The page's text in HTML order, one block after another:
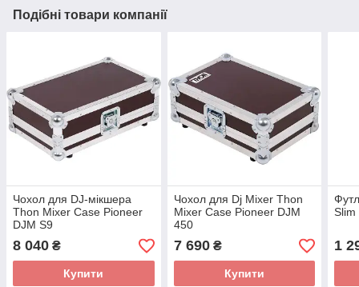
Подібні товари компанії
Чохол для DJ-мікшера
Thon Mixer Case Pioneer
DJM S9
8 040 ₴
Купити
Чохол для Dj Mixer Thon
Mixer Case Pioneer DJM
450
7 690₴
Купити
Slim
1